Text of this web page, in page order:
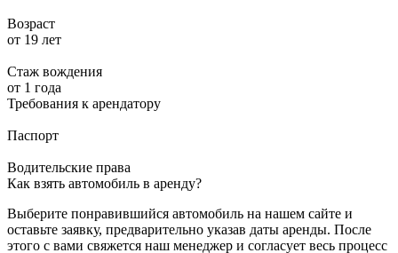
Возраст
от 19 лет
Стаж вождения
от 1 года
Требования к арендатору
Паспорт
Водительские права
Как взять автомобиль в аренду?
Выберите понравившийся автомобиль на нашем сайте и
оставьте заявку, предварительно указав даты аренды. После
этого с вами свяжется наш менеджер и согласует весь процесс